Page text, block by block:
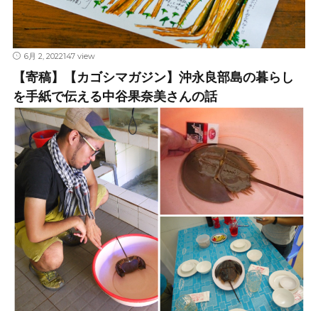
6月 2, 2022147 view
【寄稿】【カゴシマガジン】沖永良部島の暮らし
を手紙で伝える中谷果奈美さんの話